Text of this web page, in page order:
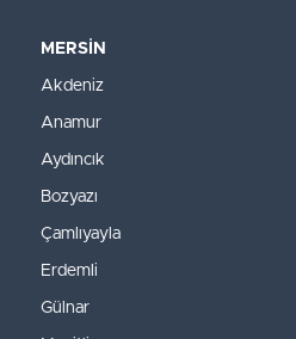
MERSİN
Akdeniz
Anamur
Aydıncık
Bozyazı
Çamlıyayla
Erdemli
Gülnar